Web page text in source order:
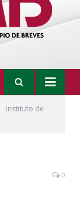
Instituto de
0